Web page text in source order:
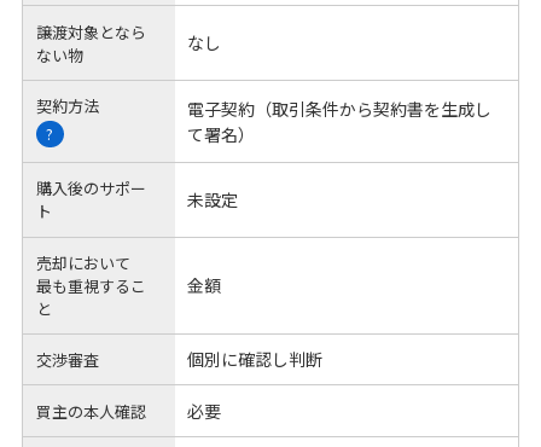
譲渡対象となら
ない物
なし
契約方法
?
電子契約（取引条件から契約書を生成し
て署名）
購入後のサポー
ト
未設定
売却において
最も重視するこ
と
金額
交渉審査 個別に確認し判断
買主の本人確認 必要